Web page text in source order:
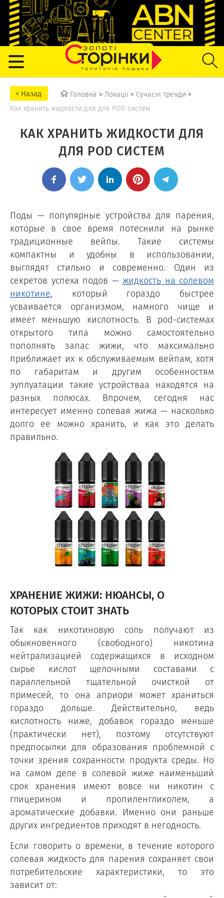
Головна > Локації > Сучасні тренди >
Как хранить жидкости для для POD систем
КАК ХРАНИТЬ ЖИДКОСТИ ДЛЯ
ДЛЯ POD СИСТЕМ
Поды — популярные устройства для парения,
которые в свое время потеснили на рынке
традиционные вейпы. Такие системы
компактны и удобны в использовании,
выглядят стильно и современно. Один из
секретов успеха подов — жидкость на солевом
никотине, который гораздо быстрее
усваивается организмом, намного чище и
имеет меньшую кислотность. В pod-системах
открытого типа можно самостоятельно
пополнять запас жижи, что максимально
приближает их к обслуживаемым вейпам, хотя
по габаритам и другим особенностям
эуплуатации такие устройстваа находятся на
разных полюсах. Впрочем, сегодня нас
интересует именно солевая жижа — насколько
долго ее можно хранить, и как это делать
правильно.
ХРАНЕНИЕ ЖИЖИ: НЮАНСЫ, О
КОТОРЫХ СТОИТ ЗНАТЬ
Так как никотиновую соль получают из
обыкновенного (свободного) никотина
нейтрализацией содержащихся в исходном
сырье кислот щелочными составами с
параллельной тщательной очисткой от
примесей, то она априори может храниться
гораздо дольше. Действительно, ведь
кислотность ниже, добавок гораздо меньше
(практически нет), поэтому отсутствуют
предпосылки для образования проблемной с
точки зрения сохранности продукта среды. Но
на самом деле в солевой жиже наименьший
срок хранения имеют вовсе ни никотин с
глицерином и пропиленгликолем, а
ароматические добавки. Именно они раньше
других ингредиентов приходят в негодность.
Если говорить о времени, в течение которого
солевая жидкость для парения сохраняет свои
потребительские характеристики, то это
зависит от: